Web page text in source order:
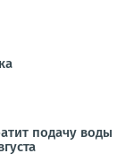
подачу воды